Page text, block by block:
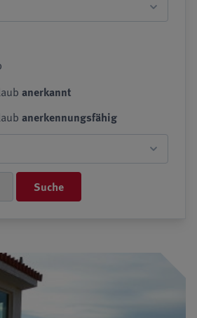
anerkannt
anerkennungsfähig
Suche